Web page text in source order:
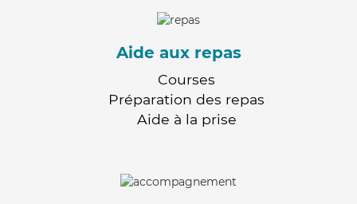
Aide aux repas
Courses
Préparation des repas
Aide à la prise